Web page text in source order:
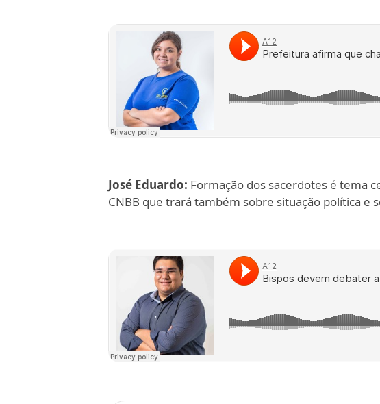
José Eduardo: Formação dos sacerdotes é tema
CNBB que trará também sobre situação política e